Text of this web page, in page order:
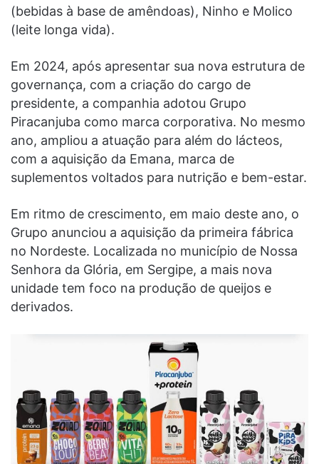
(bebidas à base de amêndoas), Ninho e Molico
(leite longa vida).
Em 2024, após apresentar sua nova estrutura de
governança, com a criação do cargo de
presidente, a companhia adotou Grupo
Piracanjuba como marca corporativa. No mesmo
ano, ampliou a atuação para além do lácteos,
com a aquisição da Emana, marca de
suplementos voltados para nutrição e bem-estar.
Em ritmo de crescimento, em maio deste ano, o
Grupo anunciou a aquisição da primeira fábrica
no Nordeste. Localizada no município de Nossa
Senhora da Glória, em Sergipe, a mais nova
unidade tem foco na produção de queijos e
derivados.